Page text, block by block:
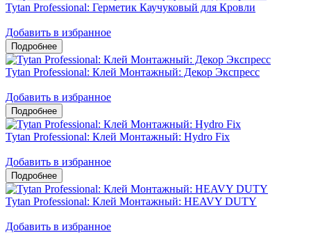
Tytan Professional: Герметик Каучуковый для Кровли
Добавить в избранное
Tytan Professional: Клей Монтажный: Декор Экспресс
Добавить в избранное
Tytan Professional: Клей Монтажный: Hydro Fix
Добавить в избранное
Tytan Professional: Клей Монтажный: HEAVY DUTY
Добавить в избранное